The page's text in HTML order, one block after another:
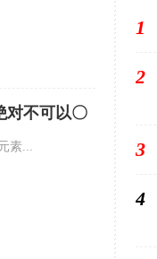
不可以〇
素...
1
2
3
4